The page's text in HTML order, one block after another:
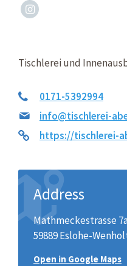
Instagram
Tischlerei und
0171-5392994
info@tischlerei-
https://tischlerei-
Address
Mathmeckestrasse
59889 Eslohe-
Open in Google Maps